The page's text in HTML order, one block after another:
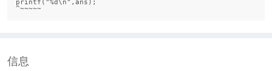
信息